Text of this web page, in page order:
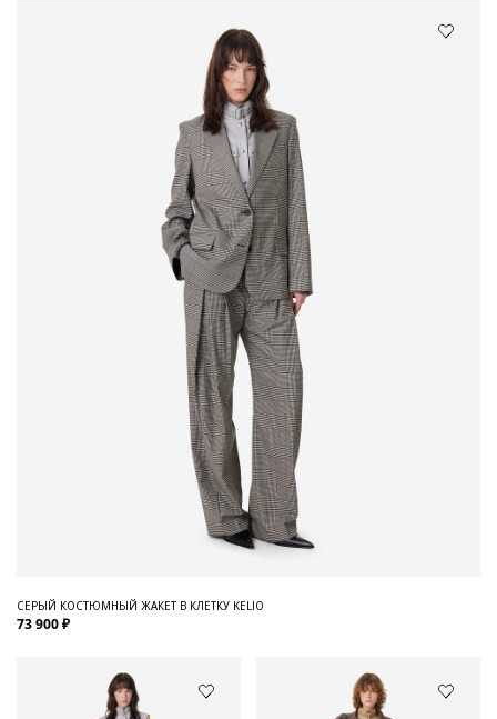
СЕРЫЙ КОСТЮМНЫЙ ЖАКЕТ В КЛЕТКУ KELIO
73 900 ₽